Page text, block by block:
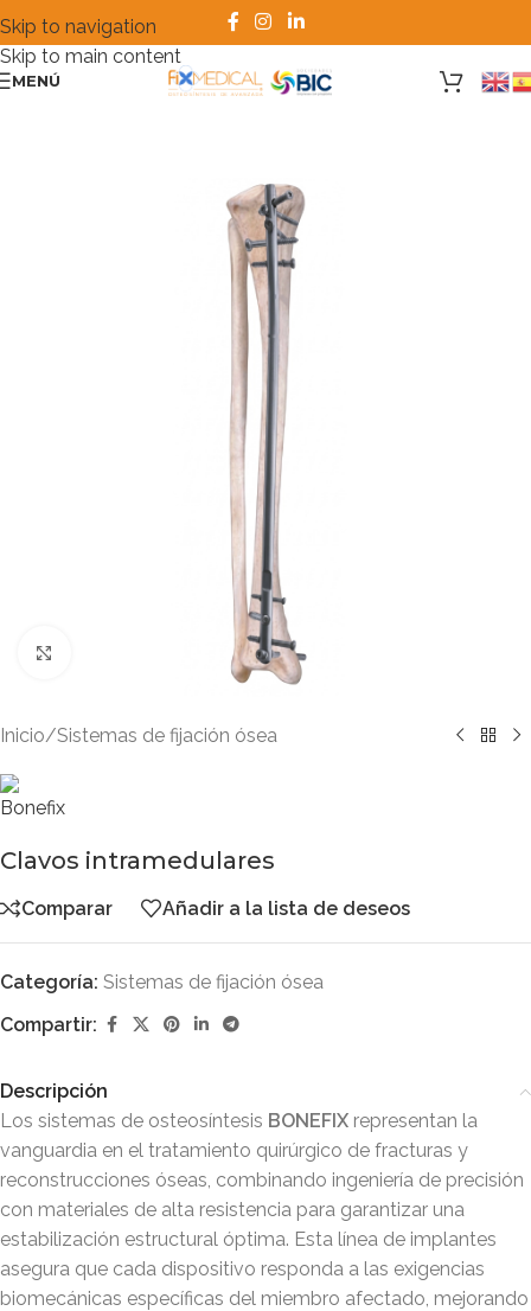
Skip to navigation
Skip to main content
MENÚ
Inicio/Sistemas de fijación ósea
Clavos intramedulares
Comparar Añadir a la lista de deseos
Categoría: Sistemas de fijación ósea
Compartir:
Descripción
Los sistemas de osteosíntesis BONEFIX representan la
vanguardia en el tratamiento quirúrgico de fracturas y
reconstrucciones óseas, combinando ingeniería de precisión
con materiales de alta resistencia para garantizar una
estabilización estructural óptima. Esta línea de implantes
asegura que cada dispositivo responda a las exigencias
biomecánicas específicas del miembro afectado, mejorando